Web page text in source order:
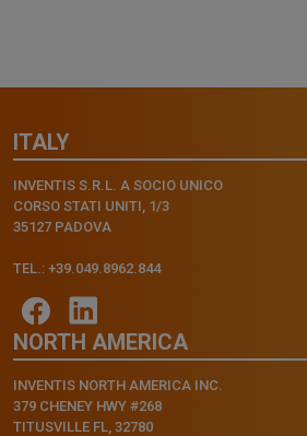
ITALY
INVENTIS S.R.L. A SOCIO UNICO
CORSO STATI UNITI, 1/3
35127 PADOVA
TEL.: +39.049.8962.844
NORTH AMERICA
INVENTIS NORTH AMERICA INC.
379 CHENEY HWY #268
TITUSVILLE FL, 32780